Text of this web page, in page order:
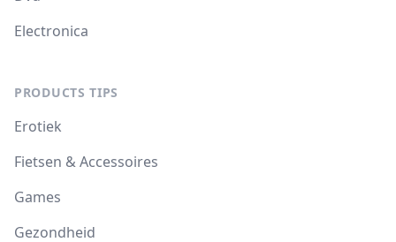
Electronica
PRODUCTS TIPS
Erotiek
Fietsen & Accessoires
Games
Gezondheid